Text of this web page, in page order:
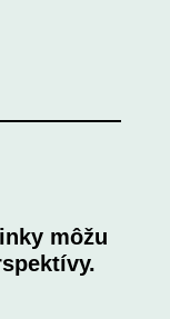
môžu